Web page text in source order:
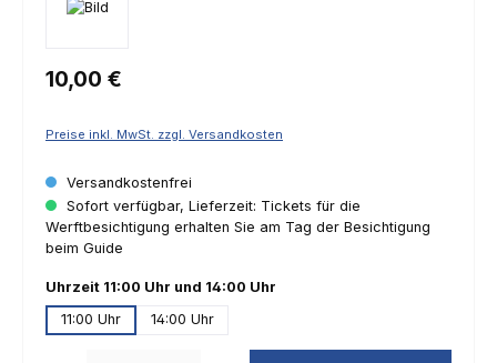
Regulärer Preis:
10,00 €
Preise inkl. MwSt. zzgl. Versandkosten
Versandkostenfrei
Sofort verfügbar, Lieferzeit: Tickets für die
Werftbesichtigung erhalten Sie am Tag der Besichtigung
beim Guide
Uhrzeit 11:00 Uhr und 14:00 Uhr
11:00 Uhr
14:00 Uhr